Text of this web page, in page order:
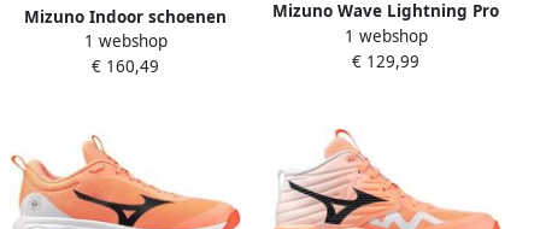
Mizuno Indoor schoenen
Wave Luminous Elite
1 webshop
€ 160,49
Mizuno Wave Lightning Pro
Indoor Sportschoenen
Oranje
1 webshop
€ 129,99